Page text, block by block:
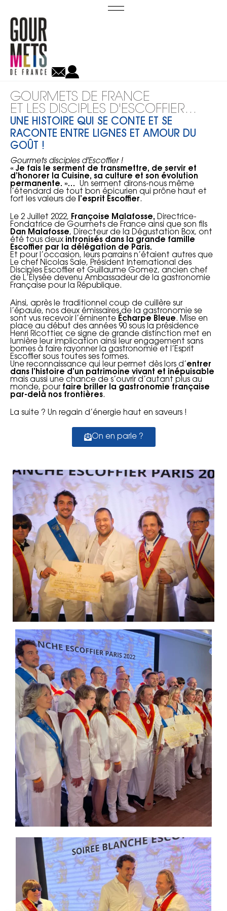
GOURMETS DE FRANCE
ET LES DISCIPLES D'ESCOFFIER…
UNE HISTOIRE QUI SE CONTE ET SE
RACONTE ENTRE LIGNES ET AMOUR DU
GOÛT !
Gourmets disciples d'Escoffier !
« Je fais le serment de transmettre, de servir et
d’honorer la Cuisine, sa culture et son évolution
permanente. »… Un serment dirons-nous même
l’étendard de tout bon épicurien qui prône haut et
fort les valeurs de l’esprit Escoffier.
Le 2 Juillet 2022, Françoise Malafosse, Directrice-
Fondatrice de Gourmets de France ainsi que son fils
Dan Malafosse, Directeur de la Dégustation Box, ont
été tous deux intronisés dans la grande famille
Escoffier par la délégation de Paris.
Et pour l’occasion, leurs parrains n’étaient autres que
Le chef Nicolas Sale, Président International des
Disciples Escoffier et Guillaume Gomez, ancien chef
de L’Élysée devenu Ambassadeur de la gastronomie
Française pour la République.
Ainsi, après le traditionnel coup de cuillère sur
l’épaule, nos deux émissaires de la gastronomie se
sont vus recevoir l’éminente Écharpe Bleue. Mise en
place au début des années 90 sous la présidence
Henri Ricottier, ce signe de grande distinction met en
lumière leur implication ainsi leur engagement sans
bornes à faire rayonner la gastronomie et l’Esprit
Escoffier sous toutes ses formes.
Une reconnaissance qui leur permet dès lors d’ entrer
dans l’histoire d’un patrimoine vivant et inépuisable
mais aussi une chance de s’ouvrir d’autant plus au
monde, pour faire briller la gastronomie française
par-delà nos frontières.
La suite ? Un regain d’énergie haut en saveurs !
On en parle ?